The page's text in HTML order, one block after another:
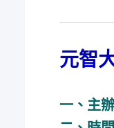
元智
一、主